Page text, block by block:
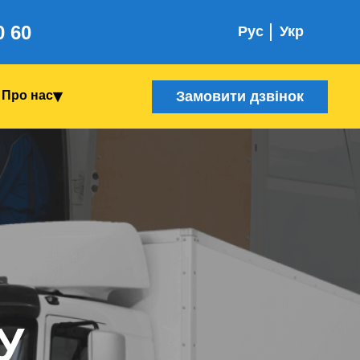
60 Рус Укр
Про нас Замовити дзвінок